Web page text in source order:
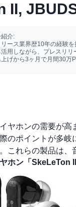
II,
介:
ース業界歴10年の経験
用しながら、プレスリ
げから3ヶ月で月間30万
ヤホンの需要が
のポイントが多
これらの製品は、
ホン「SkeLeTon